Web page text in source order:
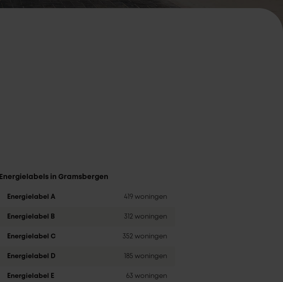
Energielabels in Gramsbergen
Energielabel A 419 woningen
Energielabel B 312 woningen
Energielabel C 352 woningen
Energielabel D 185 woningen
Energielabel E 63 woningen